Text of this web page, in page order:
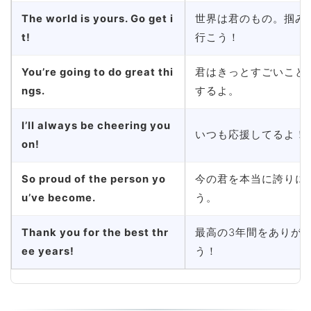
The world is yours. Go get i
t!
世界は君のもの。掴み
行こう！
You’re going to do great thi
ngs.
君はきっとすごいこと
するよ。
I’ll always be cheering you
on!
いつも応援してるよ！
So proud of the person yo
u’ve become.
今の君を本当に誇りに
う。
Thank you for the best thr
ee years!
最高の3年間をありが
う！